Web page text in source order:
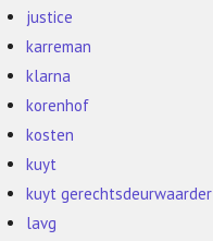
justice
karreman
klarna
korenhof
kosten
kuyt
kuyt gerechtsdeurwaarder
lavg